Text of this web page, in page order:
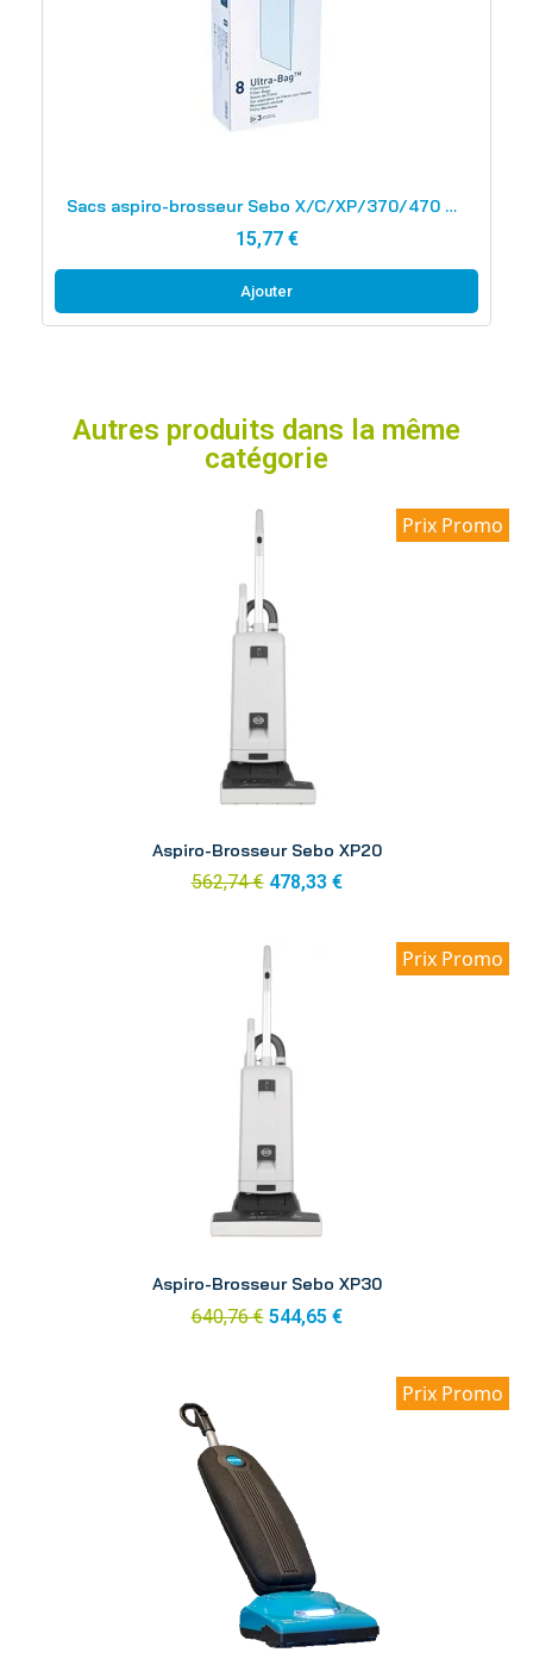
Sacs aspiro-brosseur Sebo X/C/XP/370/470 6L x8
15,77 €
Ajouter
Autres produits dans la même
catégorie
Prix Promo
Aspiro-Brosseur Sebo XP20
562,74 € 478,33 €
Prix Promo
Aspiro-Brosseur Sebo XP30
640,76 € 544,65 €
Prix Promo